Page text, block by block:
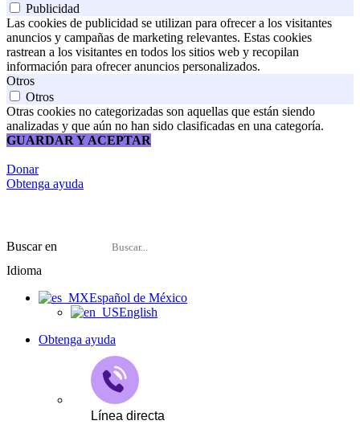
Publicidad
Las cookies de publicidad se utilizan para ofrecer a los visitantes
anuncios y campañas de marketing relevantes. Estas cookies
rastrean a los visitantes en todos los sitios web y recopilan
información para ofrecer anuncios personalizados.
Otros
Otros
Otras cookies no categorizadas son aquellas que están siendo
analizadas y que aún no han sido clasificadas en una categoría.
GUARDAR Y ACEPTAR
Donar
Obtenga ayuda
Buscar en
Idioma
Español de México
English
Obtenga ayuda
Línea directa